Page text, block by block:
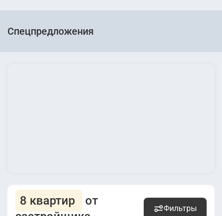
Спецпредложения
8 квартир
от
Фильтры